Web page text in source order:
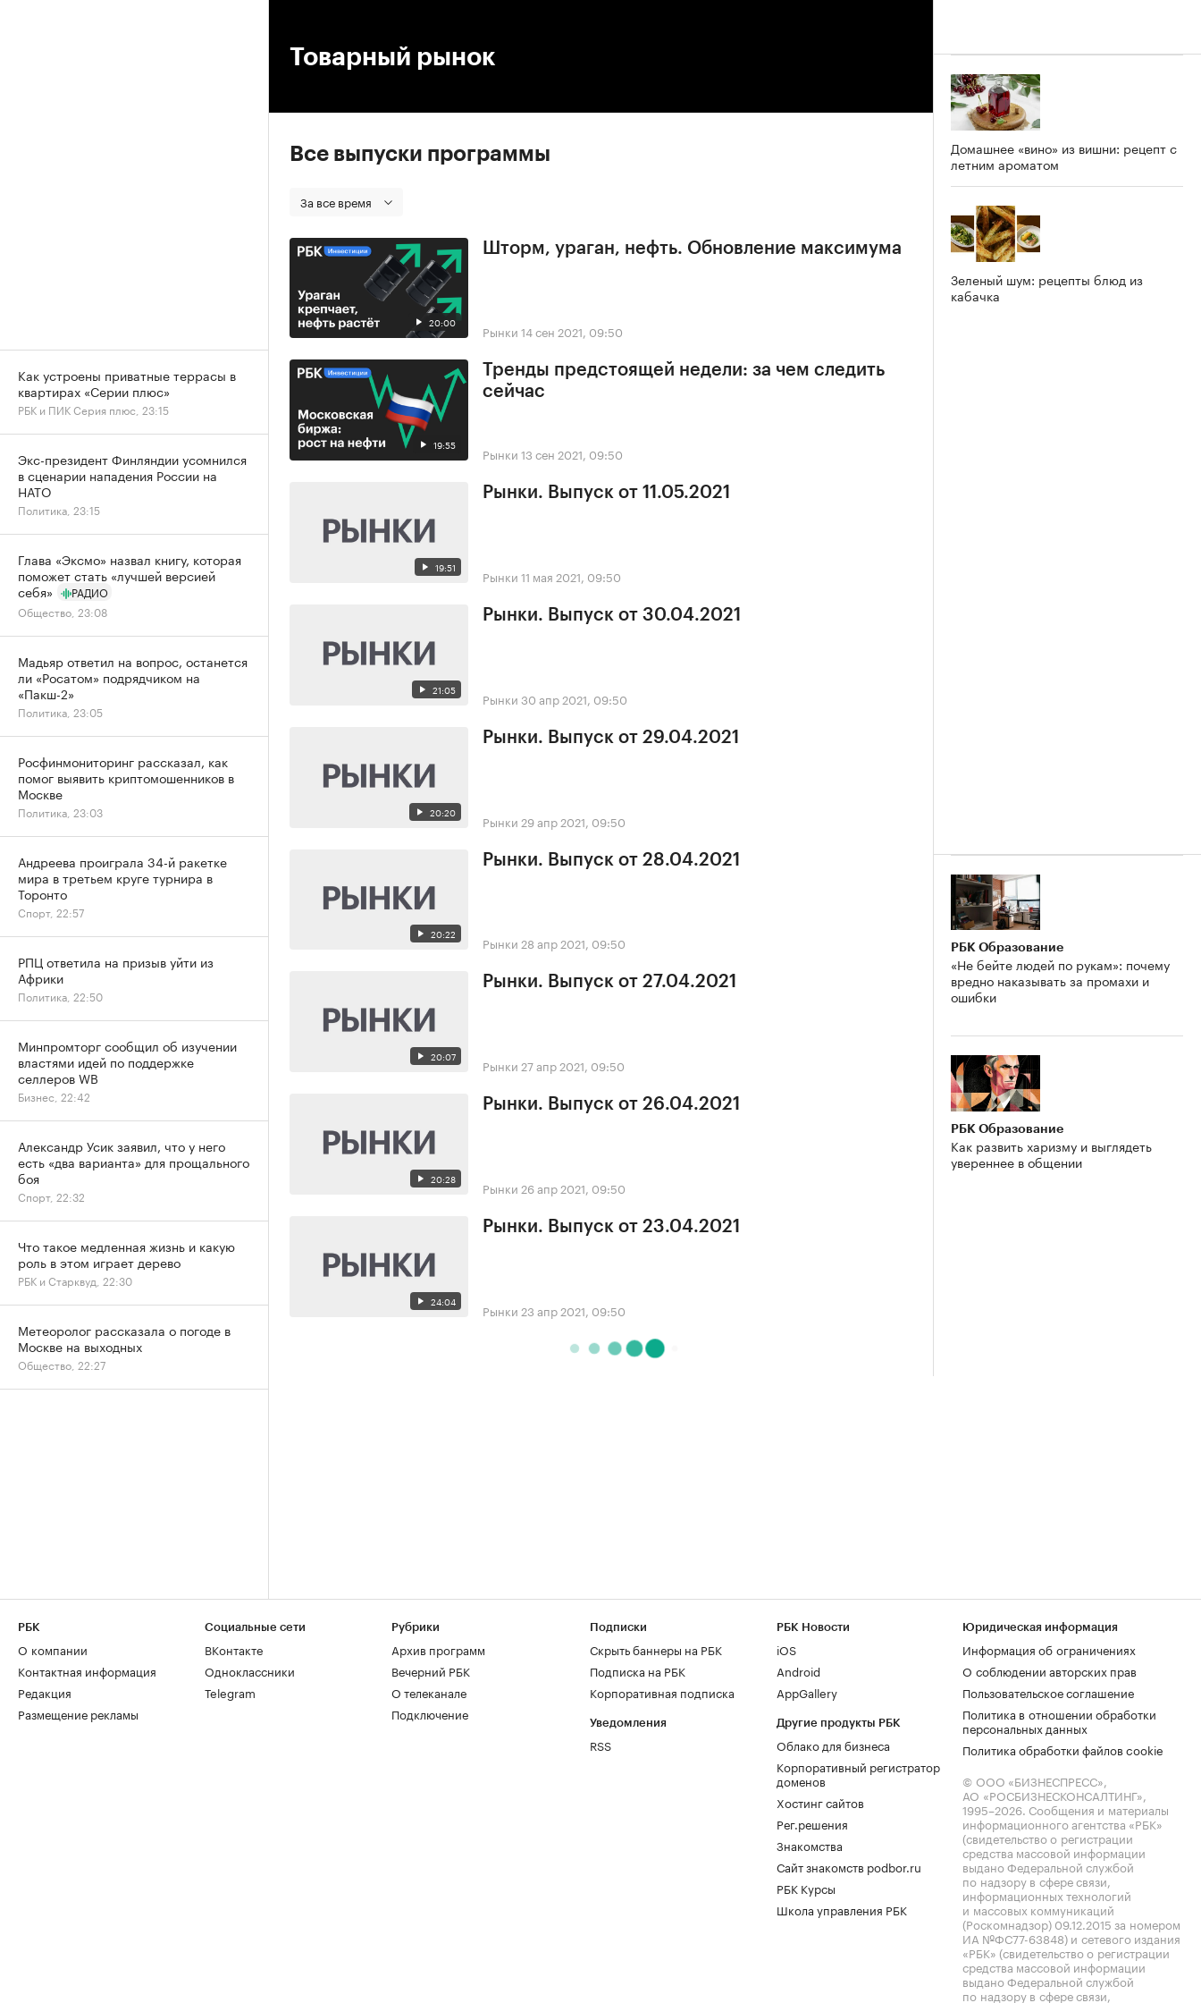
Товарный рынок
Все выпуски программы
За все время
20:00
Шторм, ураган, нефть. Обновление максимума
Рынки 14 сен 2021, 09:50
19:55
Тренды предстоящей недели: за чем следить
сейчас
Рынки 13 сен 2021, 09:50
19:51
Рынки. Выпуск от 11.05.2021
Рынки 11 мая 2021, 09:50
21:05
Рынки. Выпуск от 30.04.2021
Рынки 30 апр 2021, 09:50
20:20
Рынки. Выпуск от 29.04.2021
Рынки 29 апр 2021, 09:50
20:22
Рынки. Выпуск от 28.04.2021
Рынки 28 апр 2021, 09:50
20:07
Рынки. Выпуск от 27.04.2021
Рынки 27 апр 2021, 09:50
20:28
Рынки. Выпуск от 26.04.2021
Рынки 26 апр 2021, 09:50
24:04
Рынки. Выпуск от 23.04.2021
Рынки 23 апр 2021, 09:50
Домашнее «вино» из вишни: рецепт с
летним ароматом
Зеленый шум: рецепты блюд из
кабачка
РБК Образование
«Не бейте людей по рукам»: почему
вредно наказывать за промахи и
ошибки
РБК Образование
Как развить харизму и выглядеть
увереннее в общении
Как устроены приватные террасы в
квартирах «Серии плюс»
РБК и ПИК Серия плюс, 23:15
Экс-президент Финляндии усомнился
в сценарии нападения России на
НАТО
Политика, 23:15
Глава «Эксмо» назвал книгу, которая
поможет стать «лучшей версией
себя»
РАДИО
Общество, 23:08
Мадьяр ответил на вопрос, останется
ли «Росатом» подрядчиком на
«Пакш-2»
Политика, 23:05
Росфинмониторинг рассказал, как
помог выявить криптомошенников в
Москве
Политика, 23:03
Андреева проиграла 34-й ракетке
мира в третьем круге турнира в
Торонто
Спорт, 22:57
РПЦ ответила на призыв уйти из
Африки
Политика, 22:50
Минпромторг сообщил об изучении
властями идей по поддержке
селлеров WB
Бизнес, 22:42
Александр Усик заявил, что у него
есть «два варианта» для прощального
боя
Спорт, 22:32
Что такое медленная жизнь и какую
роль в этом играет дерево
РБК и Старквуд, 22:30
Метеоролог рассказала о погоде в
Москве на выходных
Общество, 22:27
РБК
О компании
Контактная информация
Редакция
Размещение рекламы
Социальные сети
ВКонтакте
Одноклассники
Telegram
Рубрики
Архив программ
Вечерний РБК
О телеканале
Подключение
Подписки
Скрыть баннеры на РБК
Подписка на РБК
Корпоративная подписка
Уведомления
RSS
РБК Новости
iOS
Android
AppGallery
Другие продукты РБК
Облако для бизнеса
Корпоративный регистратор
доменов
Хостинг сайтов
Рег.решения
Знакомства
Сайт знакомств podbor.ru
РБК Курсы
Школа управления РБК
Юридическая информация
Информация об ограничениях
О соблюдении авторских прав
Пользовательское соглашение
Политика в отношении обработки
персональных данных
Политика обработки файлов cookie
© ООО «БИЗНЕСПРЕСС»,
АО «РОСБИЗНЕСКОНСАЛТИНГ»,
1995–2026. Сообщения и материалы
информационного агентства «РБК»
(свидетельство о регистрации
средства массовой информации
выдано Федеральной службой
по надзору в сфере связи,
информационных технологий
и массовых коммуникаций
(Роскомнадзор) 09.12.2015 за номером
ИА №ФС77-63848) и сетевого издания
«РБК» (свидетельство о регистрации
средства массовой информации
выдано Федеральной службой
по надзору в сфере связи,